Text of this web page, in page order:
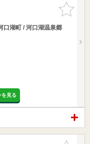
お気に入
りに追加
口湖町 / 河口湖温泉郷
を見る